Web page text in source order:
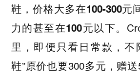
鞋， 价格大多在100-300元
力的甚至在100元以下。
里，即便只看日常款，不
鞋”原价也要300多元，赠